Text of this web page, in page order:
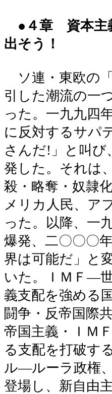
●４章 資本主
出そう！
ソ連・東欧の
引した潮流の一
った。一九九四
に反対するサパ
さんだ!」と叫び
発した。それは
殺・略奪・奴隷
メリカ人民、ア
った。以降、一
爆発、二〇〇〇
界は可能だ」と
いた。ＩＭＦ―
義支配を強める
闘争・反帝国際
帝国主義・ＩＭ
る支配を打破す
ル―ルーラ政権
登場し、新自由